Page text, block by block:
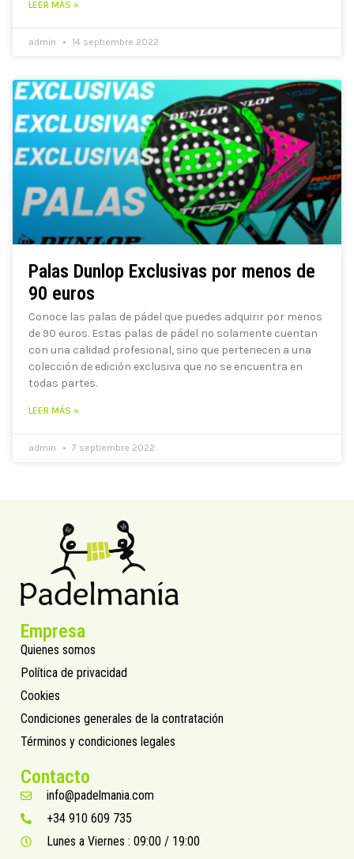
LEER MÁS »
admin 14 septiembre 2022
Palas Dunlop Exclusivas por menos de
90 euros
Conoce las palas de pádel que puedes adquirir por menos
de 90 euros. Estas palas de pádel no solamente cuentan
con una calidad profesional, sino que pertenecen a una
colección de edición exclusiva que no se encuentra en
todas partes.
LEER MÁS »
admin 7 septiembre 2022
Empresa
Quienes somos
Política de privacidad
Cookies
Condiciones generales de la contratación
Términos y condiciones legales
Contacto
info@padelmania.com
+34 910 609 735
Lunes a Viernes : 09:00 / 19:00